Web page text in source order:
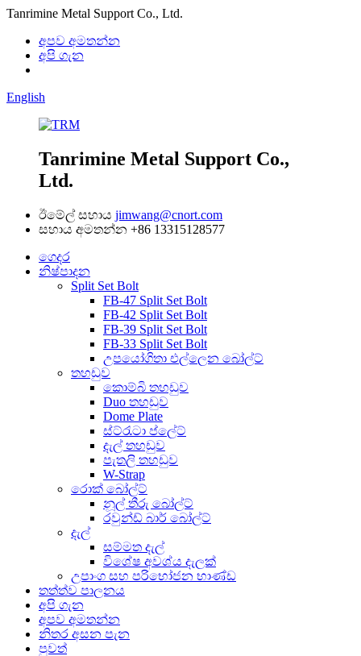
Tanrimine Metal Support Co., Ltd.
අපව අමතන්න
අපි ගැන
English
Tanrimine Metal Support Co.,
Ltd.
ඊමේල් සහාය jimwang@cnort.com
සහාය අමතන්න +86 13315128577
ගෙදර
නිෂ්පාදන
Split Set Bolt
FB-47 Split Set Bolt
FB-42 Split Set Bolt
FB-39 Split Set Bolt
FB-33 Split Set Bolt
උපයෝගිතා එල්ලෙන බෝල්ට්
තහඩුව
කොම්බි තහඩුව
Duo තහඩුව
Dome Plate
ස්ට්රැටා ප්ලේට්
දැල් තහඩුව
පැතලි තහඩුව
W-Strap
රොක් බෝල්ට්
නූල් තීරු බෝල්ට්
රවුන්ඩ් බාර් බෝල්ට්
දැල්
සම්මත දැල්
විශේෂ අවශ්ය දැලක්
උපාංග සහ පරිභෝජන භාණ්ඩ
තත්ත්ව පාලනය
අපි ගැන
අපව අමතන්න
නිතර අසන පැන
පුවත්